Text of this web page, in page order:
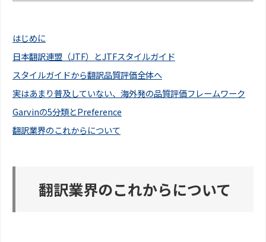
はじめに
日本翻訳連盟（JTF）とJTFスタイルガイド
スタイルガイドから翻訳品質評価全体へ
実はあまり普及していない、海外発の品質評価フレームワーク
Garvinの5分類とPreference
翻訳業界のこれからについて
翻訳業界のこれからについて